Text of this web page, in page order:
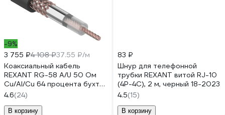
-9%
3 755 ₽4 108 ₽37.55 ₽/м
Коаксиальный кабель
REXANT RG-58 A/U 50 Ом
Cu/Al/Cu 64 процента бухта
100 м черный 01-2003
4.6(24)
В корзину
83 ₽
Шнур для телефонной
трубки REXANT витой RJ-10
(4P-4C), 2 м, черный 18-2023
4.5(15)
В корзину